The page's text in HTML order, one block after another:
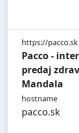
https://pacco.sk
Pacco -
predaj
Mandala
hostname
pacco.sk